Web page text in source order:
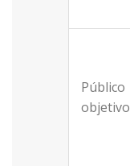
Público
objetivo